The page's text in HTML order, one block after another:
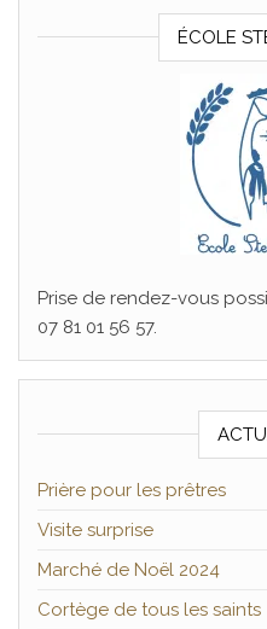
ÉCOLE
Prise de rendez-vous
07 81 01 56 57.
Prière pour les prêtres
Visite surprise
Marché de Noël 2024
Cortège de tous les saints